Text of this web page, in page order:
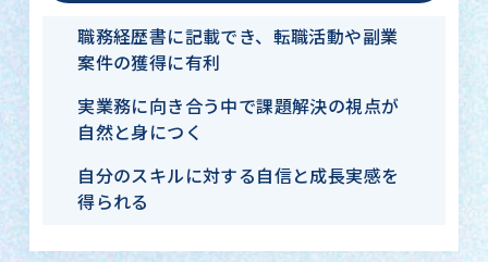
職務経歴書に記載でき、転職活動や副業
案件の獲得に有利
実業務に向き合う中で課題解決の視点が
自然と身につく
自分のスキルに対する自信と成長実感を
得られる